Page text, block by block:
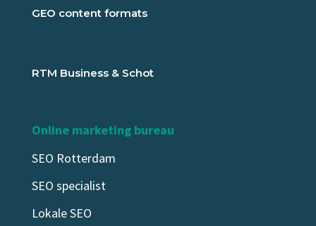
GEO content formats
RTM Business & Schot
Online marketing bureau
SEO Rotterdam
SEO specialist
Lokale SEO